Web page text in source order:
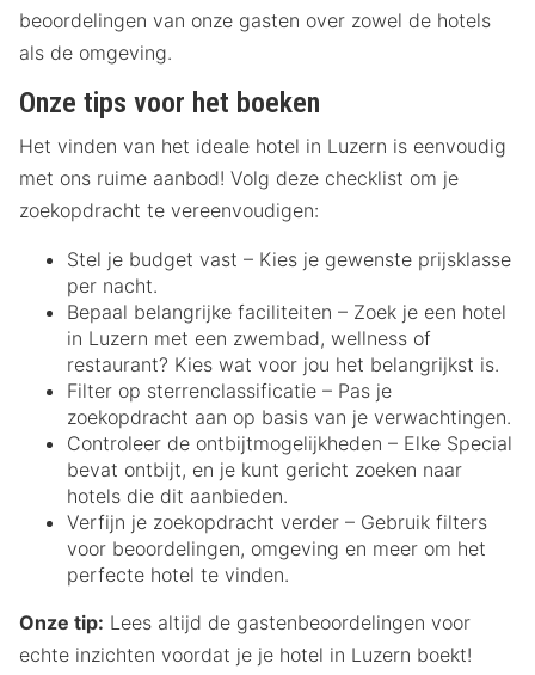
beoordelingen van onze gasten over zowel de hotels
als de omgeving.
Onze tips voor het boeken
Het vinden van het ideale hotel in Luzern is eenvoudig
met ons ruime aanbod! Volg deze checklist om je
zoekopdracht te vereenvoudigen:
Stel je budget vast – Kies je gewenste prijsklasse
per nacht.
Bepaal belangrijke faciliteiten – Zoek je een hotel
in Luzern met een zwembad, wellness of
restaurant? Kies wat voor jou het belangrijkst is.
Filter op sterrenclassificatie – Pas je
zoekopdracht aan op basis van je verwachtingen.
Controleer de ontbijtmogelijkheden – Elke Special
bevat ontbijt, en je kunt gericht zoeken naar
hotels die dit aanbieden.
Verfijn je zoekopdracht verder – Gebruik filters
voor beoordelingen, omgeving en meer om het
perfecte hotel te vinden.
Onze tip: Lees altijd de gastenbeoordelingen voor
echte inzichten voordat je je hotel in Luzern boekt!